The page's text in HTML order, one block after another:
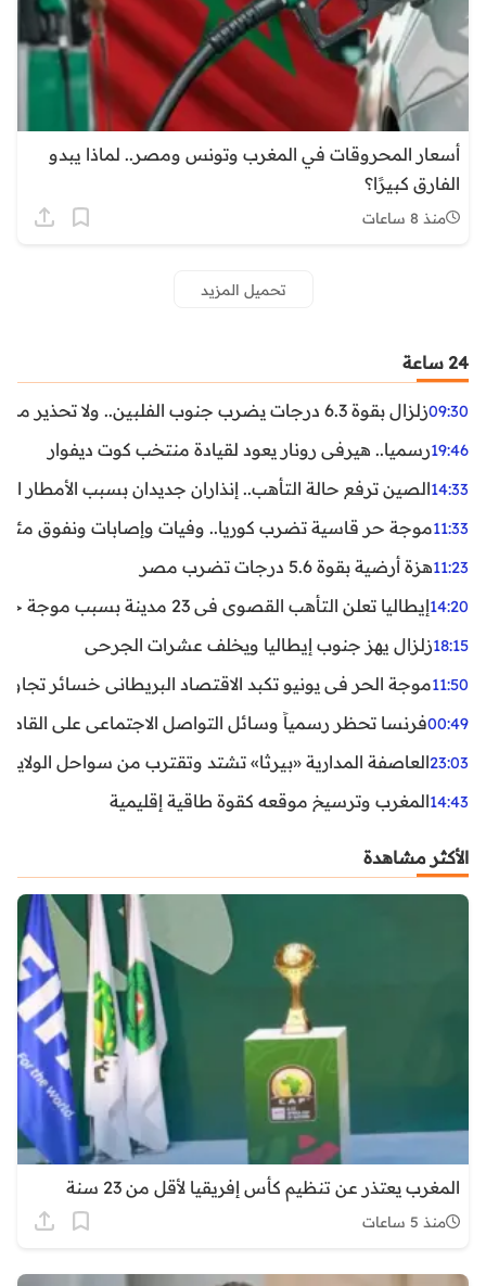
أسعار المحروقات في المغرب وتونس ومصر.. لماذا يبدو
الفارق كبيرًا؟
منذ 8 ساعات
تحميل المزيد
24 ساعة
09:30زلزال بقوة 6.3 درجات يضرب جنوب الفلبين.. ولا تحذير من تسونامي حتى الآن
19:46رسميا.. هيرفي رونار يعود لقيادة منتخب كوت ديفوار
14:33الصين ترفع حالة التأهب.. إنذاران جديدان بسبب الأمطار
11:33موجة حر قاسية تضرب كوريا.. وفيات وإصابات ونفوق مئات
11:23هزة أرضية بقوة 5.6 درجات تضرب مصر
14:20إيطاليا تعلن التأهب القصوى في 23 مدينة بسبب موجة حر شديدة
18:15زلزال يهز جنوب إيطاليا ويخلف عشرات الجرحى
11:50موجة الحر في يونيو تكبد الاقتصاد البريطاني خسائر تجاوزت 1.5 مليار
00:49فرنسا تحظر رسمياً وسائل التواصل الاجتماعي على القاصرين
23:03العاصفة المدارية «بيرثا» تشتد وتقترب من سواحل
14:43المغرب وترسيخ موقعه كقوة طاقية إقليمية
الأكثر مشاهدة
المغرب يعتذر عن تنظيم كأس إفريقيا لأقل من 23 سنة
منذ 5 ساعات